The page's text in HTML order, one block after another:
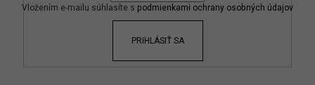
Vložením e-mailu súhlasíte s podmienkami ochrany osobných údajov
PRIHLÁSIŤ SA